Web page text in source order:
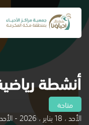
أنشطة
متاحة
الأحد ، 18 يناير ، 2026 - الأحد ، 18 يناير ، 2026